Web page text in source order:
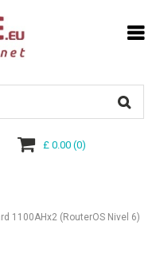
£ 0.00(0)
1100AHx2 (RouterOS Nivel 6)